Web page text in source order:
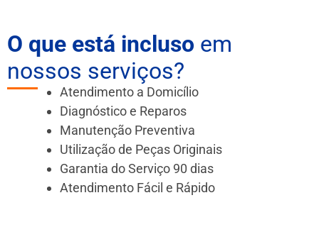
O que está incluso em
nossos serviços?
Atendimento a Domicílio
Diagnóstico e Reparos
Manutenção Preventiva
Utilização de Peças Originais
Garantia do Serviço 90 dias
Atendimento Fácil e Rápido